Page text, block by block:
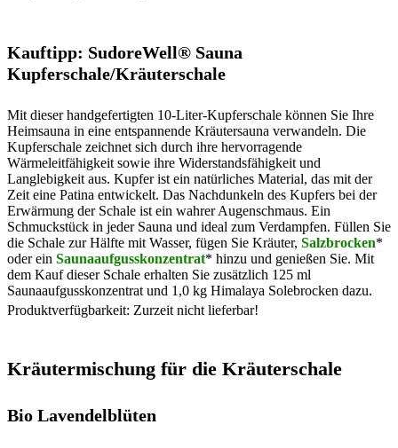
Kauftipp: SudoreWell® Sauna
Kupferschale/Kräuterschale
Mit dieser handgefertigten 10-Liter-Kupferschale können Sie Ihre
Heimsauna in eine entspannende Kräutersauna verwandeln. Die
Kupferschale zeichnet sich durch ihre hervorragende
Wärmeleitfähigkeit sowie ihre Widerstandsfähigkeit und
Langlebigkeit aus. Kupfer ist ein natürliches Material, das mit der
Zeit eine Patina entwickelt. Das Nachdunkeln des Kupfers bei der
Erwärmung der Schale ist ein wahrer Augenschmaus. Ein
Schmuckstück in jeder Sauna und ideal zum Verdampfen. Füllen Sie
die Schale zur Hälfte mit Wasser, fügen Sie Kräuter, Salzbrocken*
oder ein Saunaaufgusskonzentrat* hinzu und genießen Sie. Mit
dem Kauf dieser Schale erhalten Sie zusätzlich 125 ml
Saunaaufgusskonzentrat und 1,0 kg Himalaya Solebrocken dazu.
Produktverfügbarkeit: Zurzeit nicht lieferbar!
Kräutermischung für die Kräuterschale
Bio Lavendelblüten